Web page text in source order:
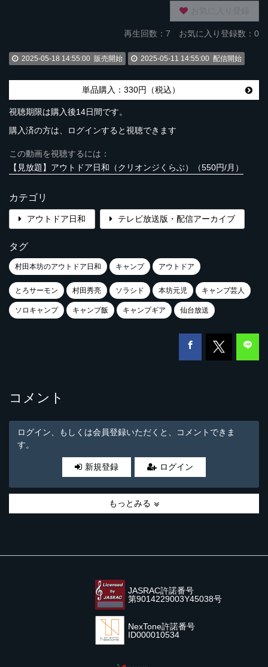
再生回数： 7 お気に入り登録数：0
2025-05-18 14:55:00 販売開始 2025-05-11 14:55:00 配信開始
単品購入：330円（税込）
視聴期限は購入後14日間です。
購入済の方は、ログインすると視聴できます
この動画を視聴するには：
【見放題】アウトドア日和（クリオンジくらぶ）（550円/月）
カテゴリ
アウトドア日和 テレビ放送版・配信アーカイブ
タグ
村田本坊のアウトドア日和 キャンプ アウトドア
とろサーモン 村田秀亮 ソラシド 本坊元児 キャンプ芸人
ソロキャンプ キャンプ飯 キャンプギア 仙台放送
コメント
ログイン、もしくは会員登録いただくと、コメントできま
す。
新規登録 ログイン
もっとみる
JASRAC許諾番号
第9014229003Y45038号
NexTone許諾番号
ID000010534